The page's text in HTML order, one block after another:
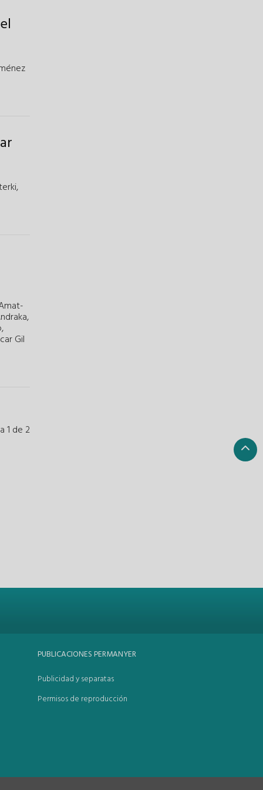
,
,
,
Gil
1 de 2
PUBLICACIONES PERMANYER
Publicidad y separatas
Permisos de reproducción